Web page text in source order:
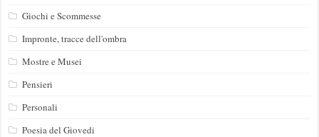
Giochi e Scommesse
Impronte, tracce dell'ombra
Mostre e Musei
Pensieri
Personali
Poesia del Giovedi